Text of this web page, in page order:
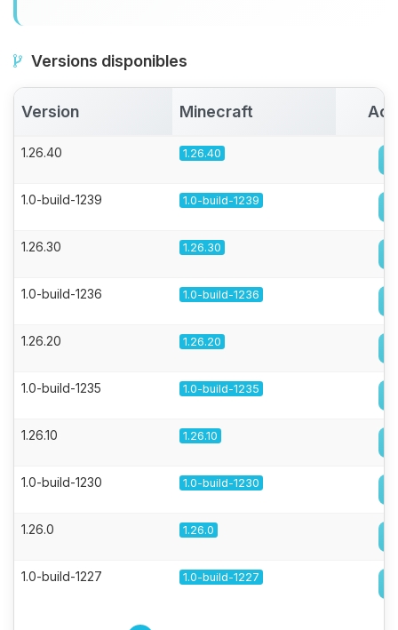
Versions disponibles
Version Minecraft
1.26.40 1.26.40
1.0-build-1239 1.0-build-1239
1.26.30 1.26.30
1.0-build-1236 1.0-build-1236
1.26.20 1.26.20
1.0-build-1235 1.0-build-1235
1.26.10 1.26.10
1.0-build-1230 1.0-build-1230
1.26.0 1.26.0
1.0-build-1227 1.0-build-1227